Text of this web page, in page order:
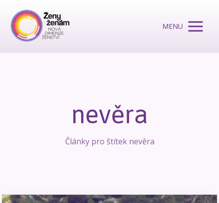
MENU
nevěra
Články pro štítek nevěra